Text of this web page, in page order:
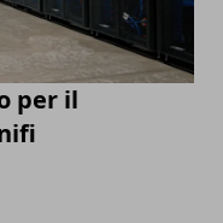
per il